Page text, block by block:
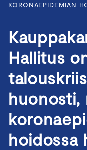
KORONAEPIDEMIAN
Hallitus
huonosti,
hoidossa